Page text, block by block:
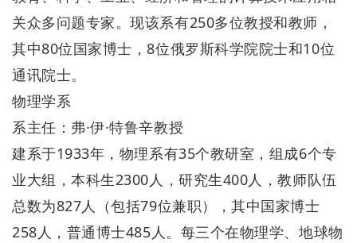
关众多问题专家。现该系有250多位教授和教师，
其中80位国家博士，8位俄罗斯科学院院士和10位
通讯院士。
物理学系
系主任：弗·伊·特鲁辛教授
建系于1933年，物理系有35个教研室，组成6个专
业大组，本科生2300人，研究生400人，教师队伍
总数为827人（包括79位兼职），其中国家博士
258人，普通博士485人。每三个在物理学、地球物